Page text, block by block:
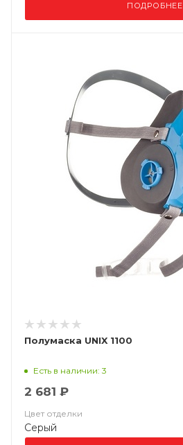
ПОДРОБНЕЕ
Полумаска UNIX 1100
Есть в наличии: 3
2 681 ₽
Цвет отделки
Серый